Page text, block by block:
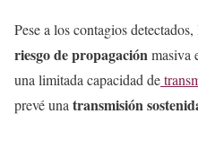
Pese a los contagios
riesgo de propagaciónmasiva
una limitada capacidad de
prevé una transmisión